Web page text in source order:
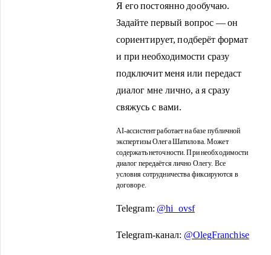
Я его постоянно дообучаю.
Задайте первый вопрос — он
сориентирует, подберёт формат
и при необходимости сразу
подключит меня или передаст
диалог мне лично, а я сразу
свяжусь с вами.
AI-ассистент работает на базе публичной
экспертизы Олега Шатилова. Может
содержать неточности. При необходимости
диалог передаётся лично Олегу. Все
условия сотрудничества фиксируются в
договоре.
Telegram: @hi_ovsf
Telegram-канал: @OlegFranchise